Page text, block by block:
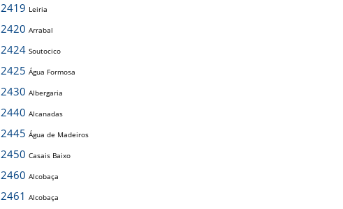
2419 Leiria
2420 Arrabal
2424 Soutocico
2425 Água Formosa
2430 Albergaria
2440 Alcanadas
2445 Água de Madeiros
2450 Casais Baixo
2460 Alcobaça
2461 Alcobaça